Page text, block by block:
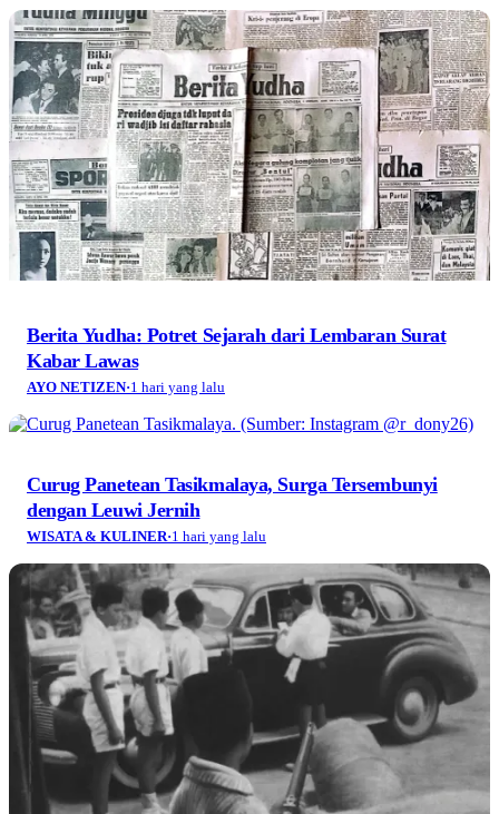
Berita Yudha: Potret Sejarah dari Lembaran Surat
Kabar Lawas
AYO NETIZEN·1 hari yang lalu
Curug Panetean Tasikmalaya, Surga Tersembunyi
dengan Leuwi Jernih
WISATA & KULINER·1 hari yang lalu